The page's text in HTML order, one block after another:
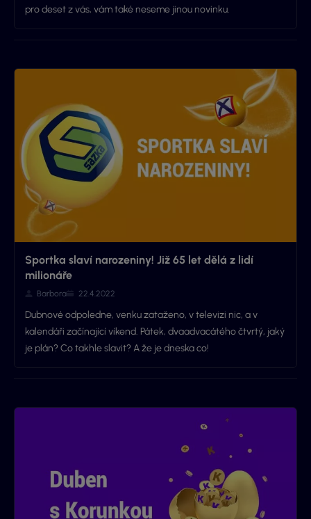
pro deset z vás, vám také neseme jinou novinku.
Sportka slaví narozeniny! Již 65 let dělá z lidí
milionáře
Barbora 22.4.2022
Dubnové odpoledne, venku zataženo, v televizi nic, a v
kalendáři začínající víkend. Pátek, dvaadvacátého čtvrtý, jaký
je plán? Co takhle slavit? A že je dneska co!